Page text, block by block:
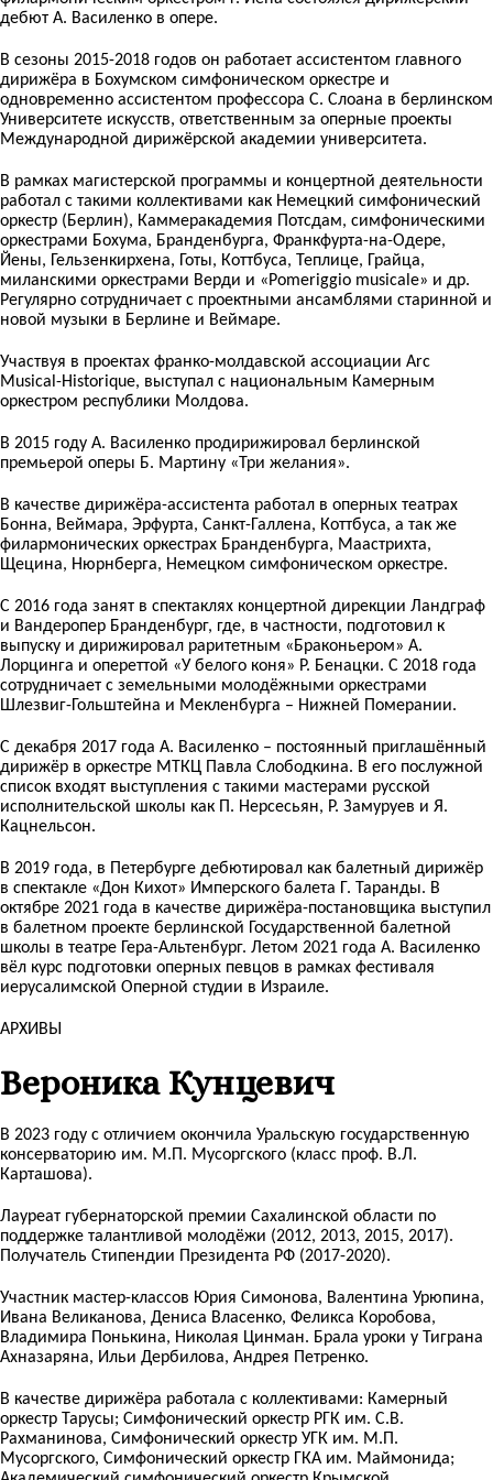
дебют А. Василенко в опере.
В сезоны 2015-2018 годов он работает ассистентом главного
дирижёра в Бохумском симфоническом оркестре и
одновременно ассистентом профессора С. Слоана в берлинском
Университете искусств, ответственным за оперные проекты
Международной дирижёрской академии университета.
В рамках магистерской программы и концертной деятельности
работал с такими коллективами как Немецкий симфонический
оркестр (Берлин), Каммеракадемия Потсдам, симфоническими
оркестрами Бохума, Бранденбурга, Франкфурта-на-Одере,
Йены, Гельзенкирхена, Готы, Коттбуса, Теплице, Грайца,
миланскими оркестрами Верди и «Pomeriggio musicale» и др.
Регулярно сотрудничает с проектными ансамблями старинной и
новой музыки в Берлине и Веймаре.
Участвуя в проектах франко-молдавской ассоциации Arc
Musical-Historique, выступал с национальным Камерным
оркестром республики Молдова.
В 2015 году А. Василенко продирижировал берлинской
премьерой оперы Б. Мартину «Три желания».
В качестве дирижёра-ассистента работал в оперных театрах
Бонна, Веймара, Эрфурта, Санкт-Галлена, Коттбуса, а так же
филармонических оркестрах Бранденбурга, Маастрихта,
Щецина, Нюрнберга, Немецком симфоническом оркестре.
С 2016 года занят в спектаклях концертной дирекции Ландграф
и Вандеропер Бранденбург, где, в частности, подготовил к
выпуску и дирижировал раритетным «Браконьером» А.
Лорцинга и опереттой «У белого коня» Р. Бенацки. С 2018 года
сотрудничает с земельными молодёжными оркестрами
Шлезвиг-Гольштейна и Мекленбурга – Нижней Померании.
C декабря 2017 года А. Василенко – постоянный приглашённый
дирижёр в оркестре МТКЦ Павла Слободкина. В его послужной
список входят выступления с такими мастерами русской
исполнительской школы как П. Нерсесьян, Р. Замуруев и Я.
Кацнельсон.
В 2019 года, в Петербурге дебютировал как балетный дирижёр
в спектакле «Дон Кихот» Имперского балета Г. Таранды. В
октябре 2021 года в качестве дирижёра-постановщика выступил
в балетном проекте берлинской Государственной балетной
школы в театре Гера-Альтенбург. Летом 2021 года А. Василенко
вёл курс подготовки оперных певцов в рамках фестиваля
иерусалимской Оперной студии в Израиле.
АРХИВЫ
Вероника Кунцевич
В 2023 году с отличием окончила Уральскую государственную
консерваторию им. М.П. Мусоргского (класс проф. В.Л.
Карташова).
Лауреат губернаторской премии Сахалинской области по
поддержке талантливой молодёжи (2012, 2013, 2015, 2017).
Получатель Стипендии Президента РФ (2017-2020).
Участник мастер-классов Юрия Симонова, Валентина Урюпина,
Ивана Великанова, Дениса Власенко, Феликса Коробова,
Владимира Понькина, Николая Цинман. Брала уроки у Тиграна
Ахназаряна, Ильи Дербилова, Андрея Петренко.
В качестве дирижёра работала с коллективами: Камерный
оркестр Тарусы; Симфонический оркестр РГК им. С.В.
Рахманинова, Симфонический оркестр УГК им. М.П.
Мусоргского, Симфонический оркестр ГКА им. Маймонида;